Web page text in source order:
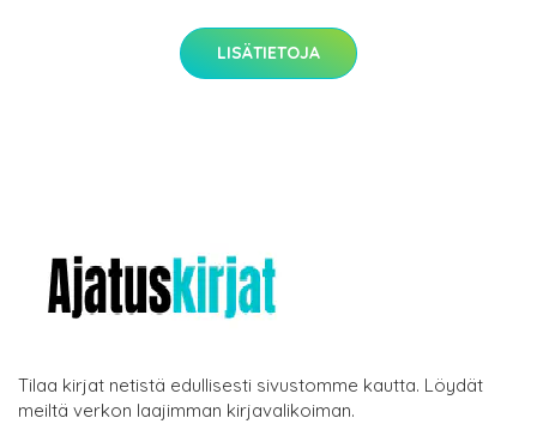
LISÄTIETOJA
Tilaa kirjat netistä edullisesti sivustomme kautta. Löydät
meiltä verkon laajimman kirjavalikoiman.